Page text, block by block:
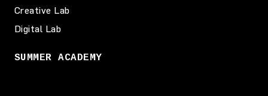
Creative Lab
Digital Lab
SUMMER ACADEMY